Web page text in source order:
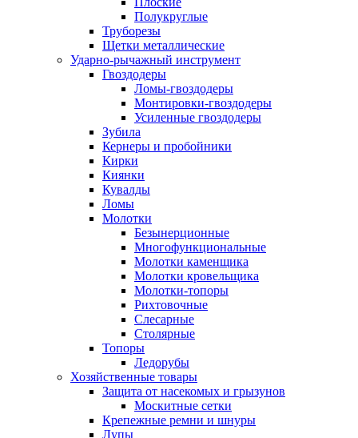
Полукруглые
Труборезы
Щетки металлические
Ударно-рычажный инструмент
Гвоздодеры
Ломы-гвоздодеры
Монтировки-гвоздодеры
Усиленные гвоздодеры
Зубила
Кернеры и пробойники
Кирки
Киянки
Кувалды
Ломы
Молотки
Безынерционные
Многофункциональные
Молотки каменщика
Молотки кровельщика
Молотки-топоры
Рихтовочные
Слесарные
Столярные
Топоры
Ледорубы
Хозяйственные товары
Защита от насекомых и грызунов
Москитные сетки
Крепежные ремни и шнуры
Лупы